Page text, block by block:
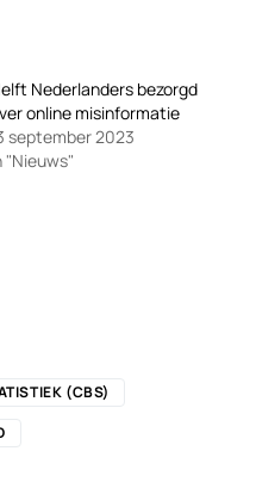
Nederlanders bezorgd
online misinformatie
september 2023
"Nieuws"
(CBS)